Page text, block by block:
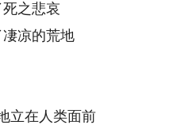
之悲哀
凉的荒地
立在人类面前